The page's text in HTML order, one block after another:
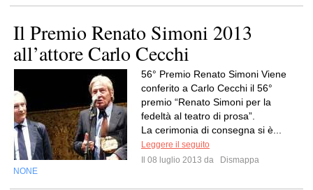
Il Premio Renato Simoni 2013
all’attore Carlo Cecchi
56° Premio Renato Simoni Viene
conferito a Carlo Cecchi il 56°
premio “Renato Simoni per la
fedeltà al teatro di prosa”.
La cerimonia di consegna si è...
Leggere il seguito
Il 08 luglio 2013 da
Dismappa
NONE